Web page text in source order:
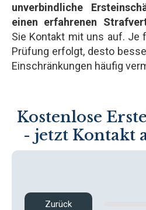
unverbindliche
einen erfahrenen
Sie Kontakt mit uns auf. Je
Prüfung erfolgt, desto
Einschränkungen häufig
Kostenlose
- jetzt Kontakt
Zurück